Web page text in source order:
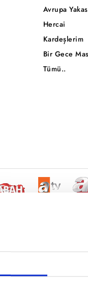
Reddet
Avrupa
Hercai
Kardeşlerim
Bir Gece
Tümü..